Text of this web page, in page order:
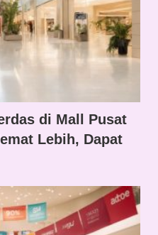
di Mall Pusat
Lebih, Dapat